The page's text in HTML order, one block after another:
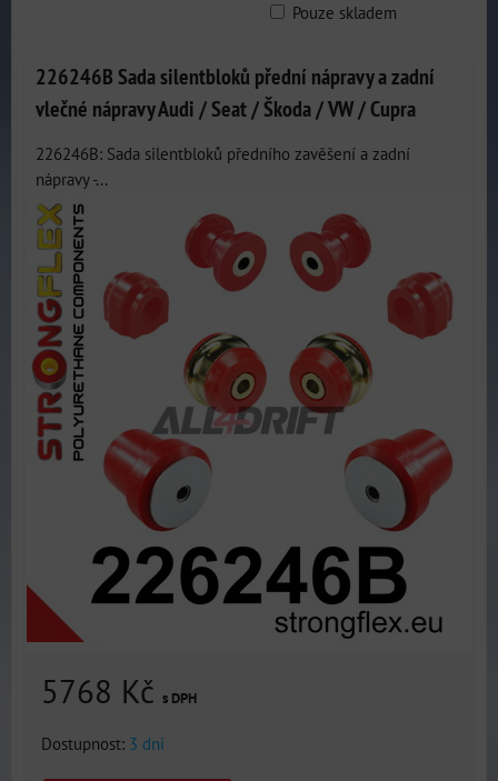
Pouze skladem
226246B Sada silentbloků přední nápravy a zadní
vlečné nápravy Audi / Seat / Škoda / VW / Cupra
226246B: Sada silentbloků předního zavěšení a zadní
nápravy -...
5768 Kč s DPH
Dostupnost: 3 dni